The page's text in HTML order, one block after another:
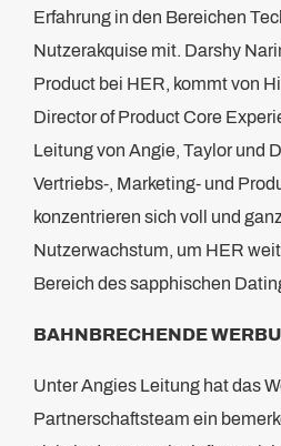
Erfahrung in den Bereichen
Nutzerakquise mit. Darshy
Product bei HER, kommt von
Director of Product Core
Leitung von Angie, Taylor und
Vertriebs-, Marketing- und
konzentrieren sich voll und
Nutzerwachstum, um HER
Bereich des sapphischen
BAHNBRECHENDE
Unter Angies Leitung hat das
Partnerschaftsteam ein